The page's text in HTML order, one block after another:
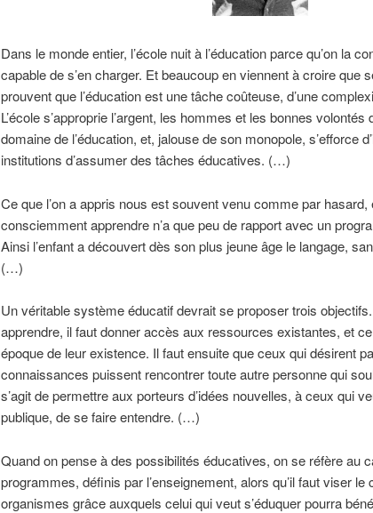
Dans le monde entier, l’école nuit à l’éducation parce qu’on la
capable de s’en charger. Et beaucoup en viennent à croire que
prouvent que l’éducation est une tâche coûteuse, d’une
L’école s’approprie l’argent, les hommes et les bonnes
domaine de l’éducation, et, jalouse de son monopole, s’efforce
institutions d’assumer des tâches éducatives. (…)
Ce que l’on a appris nous est souvent venu comme par hasard,
consciemment apprendre n’a que peu de rapport avec un
Ainsi l’enfant a découvert dès son plus jeune âge le langage,
(…)
Un véritable système éducatif devrait se proposer trois
apprendre, il faut donner accès aux ressources existantes, et ce
époque de leur existence. Il faut ensuite que ceux qui désirent
connaissances puissent rencontrer toute autre personne qui
s’agit de permettre aux porteurs d’idées nouvelles, à ceux qui
publique, de se faire entendre. (…)
Quand on pense à des possibilités éducatives, on se réfère au
programmes, définis par l’enseignement, alors qu’il faut viser le
organismes grâce auxquels celui qui veut s’éduquer pourra